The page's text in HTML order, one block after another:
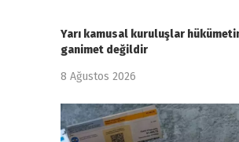
Yarı kamusal kuruluşlar
ganimet değildir
8 Ağustos 2026